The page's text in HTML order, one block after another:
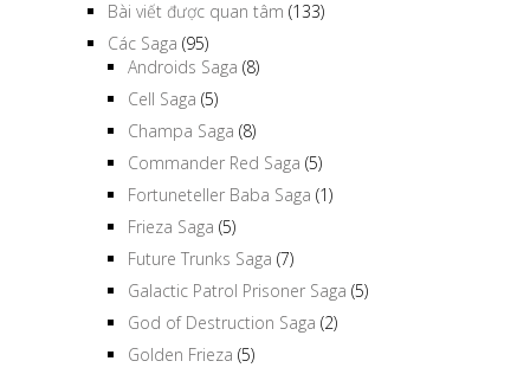
Bài viết được quan tâm (133)
Các Saga (95)
Androids Saga (8)
Cell Saga (5)
Champa Saga (8)
Commander Red Saga (5)
Fortuneteller Baba Saga (1)
Frieza Saga (5)
Future Trunks Saga (7)
Galactic Patrol Prisoner Saga (5)
God of Destruction Saga (2)
Golden Frieza (5)